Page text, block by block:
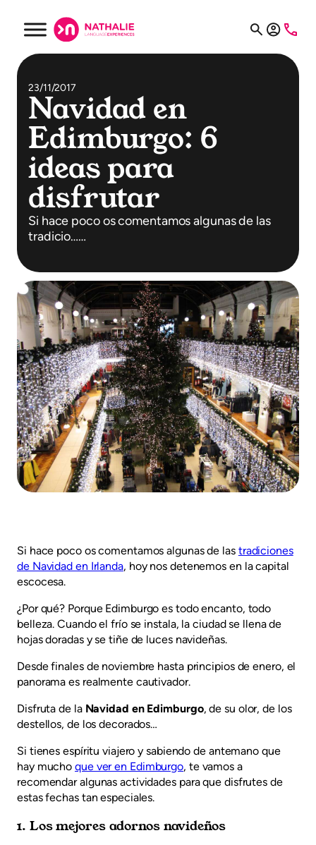
23/11/2017
Navidad en
Edimburgo: 6
ideas para
disfrutar
Si hace poco os comentamos algunas de las
tradicio……
Si hace poco os comentamos algunas de las tradiciones
de Navidad en Irlanda, hoy nos detenemos en la capital
escocesa.
¿Por qué? Porque Edimburgo es todo encanto, todo
belleza. Cuando el frío se instala, la ciudad se llena de
hojas doradas y se tiñe de luces navideñas.
Desde finales de noviembre hasta principios de enero, el
panorama es realmente cautivador.
Disfruta de la Navidad en Edimburgo, de su olor, de los
destellos, de los decorados…
Si tienes espíritu viajero y sabiendo de antemano que
hay muchoque ver en Edimburgo, te vamos a
recomendar algunas actividades para que disfrutes de
estas fechas tan especiales.
1. Los mejores adornos navideños